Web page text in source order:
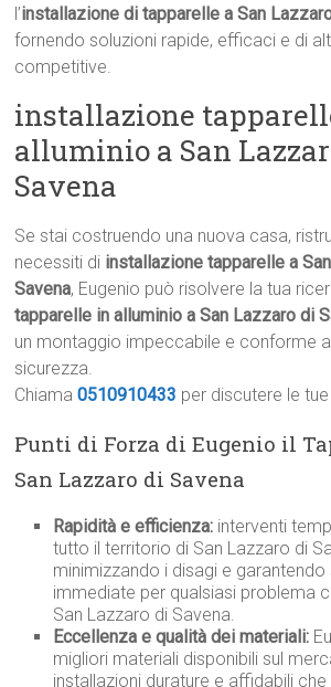
l’installazione di tapparelle a San
fornendo soluzioni rapide, efficaci e di
competitive.
installazione
alluminio a San
Savena
Se stai costruendo una nuova casa,
necessiti di installazione tapparelle a
Savena, Eugenio può risolvere la tua
tapparelle in alluminio a San Lazzaro di
un montaggio impeccabile e conforme
sicurezza.
Chiama0510910433 per discutere le
Punti di Forza di Eugenio il
San Lazzaro di Savena
Rapidità e efficienza: interventi
tutto il territorio di San Lazzaro di
minimizzando i disagi e garantendo
immediate per qualsiasi problema
San Lazzaro di Savena.
Eccellenza e qualità dei materiali:
migliori materiali disponibili sul
installazioni durature e affidabili